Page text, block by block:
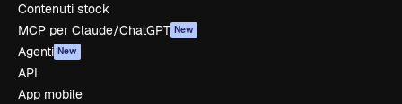
Contenuti stock
MCP per Claude/ChatGPT New
Agenti New
API
App mobile